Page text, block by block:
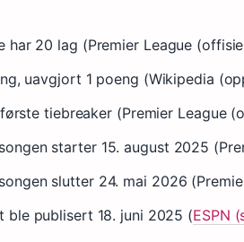
har 20 lag (Premier League
uavgjort 1 poeng (Wikipedia
tiebreaker (Premier League
starter 15. august 2025
slutter 24. mai 2026
ble publisert 18. juni 2025 (ESPN